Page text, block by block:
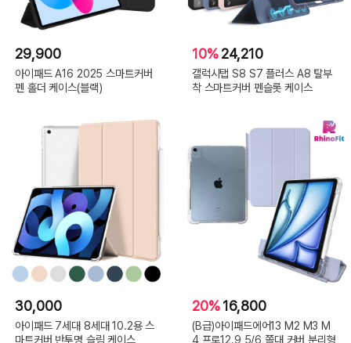
29,900
아이패드 A16 2025 스마트커버
펜 홀더 케이스(블랙)
10%24,210
갤럭시탭 S8 S7 플러스 A8 탈부
착 스마트커버 펜슬롯 케이스
30,000
아이패드 7세대 8세대 10.2용 스
마트커버 반투명 슬림 케이스
20%16,800
(B급)아이패드에어13 M2 M3 M
4 프로12.9 5/6 쫄대 커버 분리형